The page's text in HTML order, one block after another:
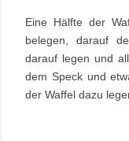
Eine Hälfte der
belegen, darauf
darauf legen und
dem Speck und
der Waffel dazu